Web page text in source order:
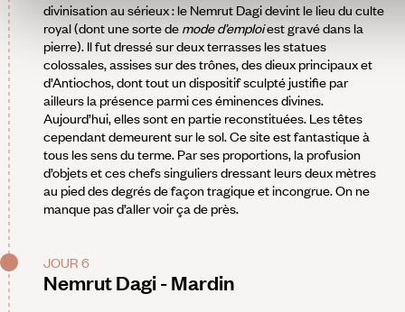
divinisation au sérieux : le Nemrut Dagi devint le lieu du culte
royal (dont une sorte de mode d’emploiest gravé dans la
pierre). Il fut dressé sur deux terrasses les statues
colossales, assises sur des trônes, des dieux principaux et
d’Antiochos, dont tout un dispositif sculpté justifie par
ailleurs la présence parmi ces éminences divines.
Aujourd’hui, elles sont en partie reconstituées. Les têtes
cependant demeurent sur le sol. Ce site est fantastique à
tous les sens du terme. Par ses proportions, la profusion
d’objets et ces chefs singuliers dressant leurs deux mètres
au pied des degrés de façon tragique et incongrue. On ne
manque pas d’aller voir ça de près.
JOUR 6
Nemrut Dagi - Mardin